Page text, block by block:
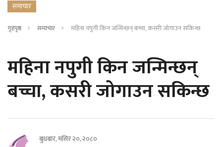
समाचार
गृहपृष्ठ समाचार महिना नपुगी किन जन्मिन्छन् बच्चा, कसरी जोगाउन सकिन्छ
महिना नपुगी किन जन्मिन्छन्
बच्चा, कसरी जोगाउन सकिन्छ
बुधबार, मंसिर २०, २०८०